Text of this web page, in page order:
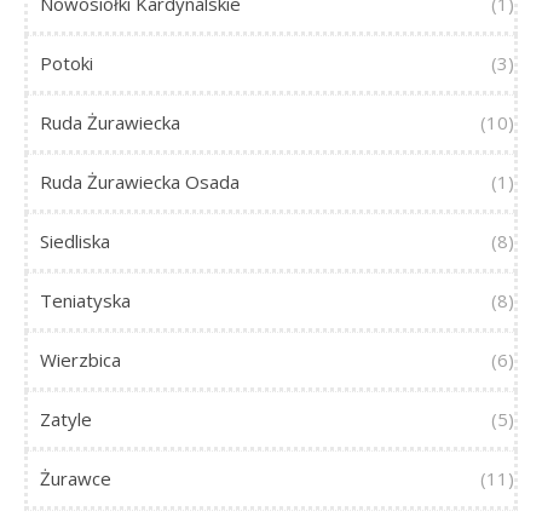
Potoki (3)
Ruda Żurawiecka (10)
Ruda Żurawiecka Osada (1)
Siedliska (8)
Teniatyska (8)
Wierzbica (6)
Zatyle (5)
Żurawce (11)